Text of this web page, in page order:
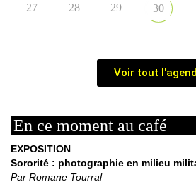
27 28 29 30
Voir tout
En ce moment au café
EXPOSITION
Sororité : photographie en milieu
Par Romane Tourral